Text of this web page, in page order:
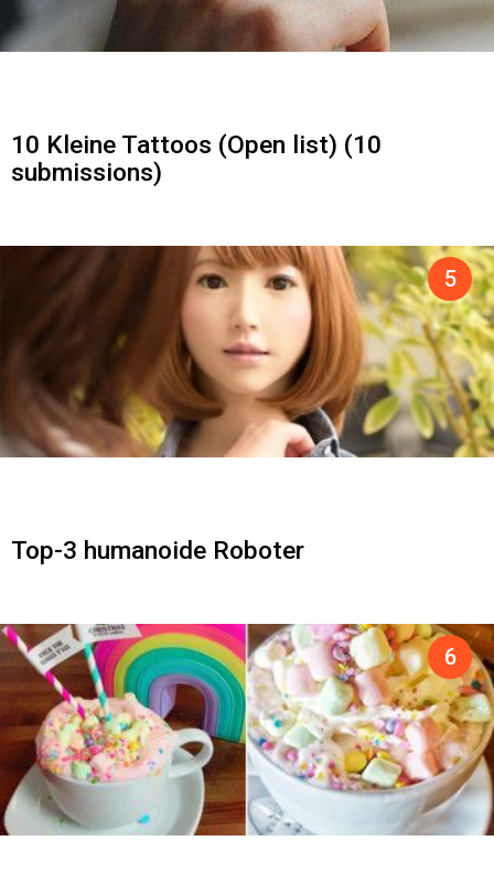
10 Kleine Tattoos (Open list) (10
submissions)
Top-3 humanoide Roboter